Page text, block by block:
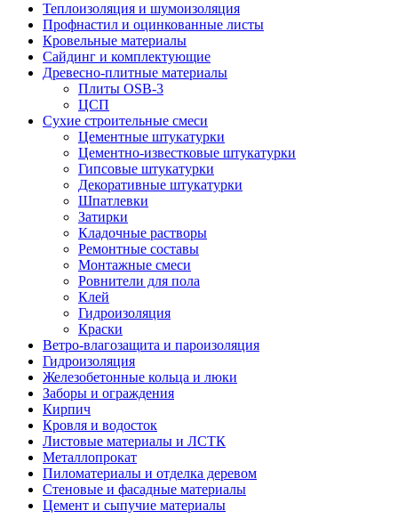
Теплоизоляция и шумоизоляция
Профнастил и оцинкованные листы
Кровельные материалы
Сайдинг и комплектующие
Древесно-плитные материалы
Плиты OSB-3
ЦСП
Сухие строительные смеси
Цементные штукатурки
Цементно-известковые штукатурки
Гипсовые штукатурки
Декоративные штукатурки
Шпатлевки
Затирки
Кладочные растворы
Ремонтные составы
Монтажные смеси
Ровнители для пола
Клей
Гидроизоляция
Краски
Ветро-влагозащита и пароизоляция
Гидроизоляция
Железобетонные кольца и люки
Заборы и ограждения
Кирпич
Кровля и водосток
Листовые материалы и ЛСТК
Металлопрокат
Пиломатериалы и отделка деревом
Стеновые и фасадные материалы
Цемент и сыпучие материалы